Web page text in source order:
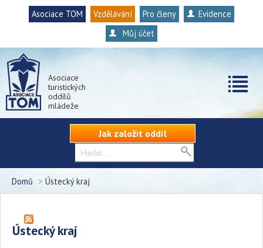
Asociace TOM Vzdělávání Pro členy
Evidence
Můj účet
Asociace
turistických
oddílů
mládeže
Jak založit oddíl
Domů > Ústecký kraj
Ústecký kraj